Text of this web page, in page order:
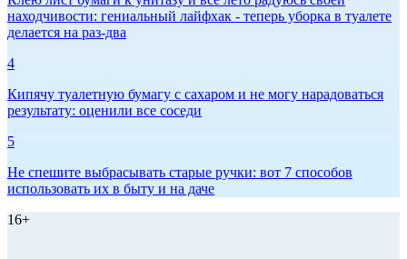
находчивости: гениальный лайфхак - теперь уборка в туалете
делается на раз-два
4
Кипячу туалетную бумагу с сахаром и не могу нарадоваться
результату: оценили все соседи
5
Не спешите выбрасывать старые ручки: вот 7 способов
использовать их в быту и на даче
16+